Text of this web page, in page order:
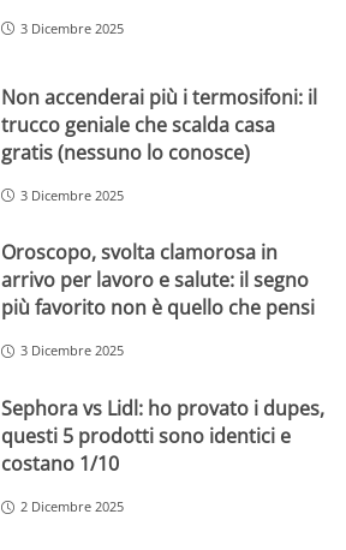
3 Dicembre 2025
Non accenderai più i termosifoni: il
trucco geniale che scalda casa
gratis (nessuno lo conosce)
3 Dicembre 2025
Oroscopo, svolta clamorosa in
arrivo per lavoro e salute: il segno
più favorito non è quello che pensi
3 Dicembre 2025
Sephora vs Lidl: ho provato i dupes,
questi 5 prodotti sono identici e
costano 1/10
2 Dicembre 2025